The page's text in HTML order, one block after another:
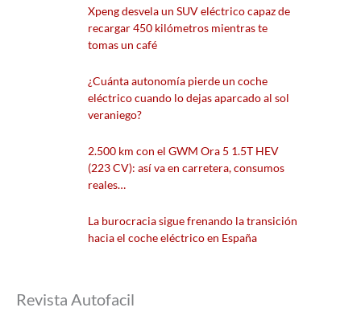
Xpeng desvela un SUV eléctrico capaz de
recargar 450 kilómetros mientras te
tomas un café
¿Cuánta autonomía pierde un coche
eléctrico cuando lo dejas aparcado al sol
veraniego?
2.500 km con el GWM Ora 5 1.5T HEV
(223 CV): así va en carretera, consumos
reales…
La burocracia sigue frenando la transición
hacia el coche eléctrico en España
Revista Autofacil